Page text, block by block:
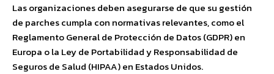
Las organizaciones deben asegurarse de que su gestión
de parches cumpla con normativas relevantes, como el
Reglamento General de Protección de Datos (GDPR) en
Europa o la Ley de Portabilidad y Responsabilidad de
Seguros de Salud (HIPAA) en Estados Unidos.